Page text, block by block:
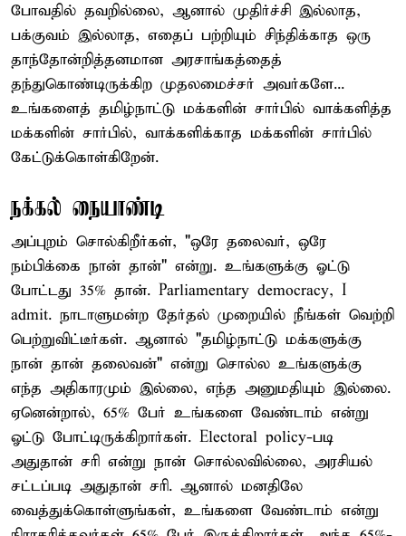
போவதில் தவறில்லை, ஆனால் முதிர்ச்சி இல்லாத,
பக்குவம் இல்லாத, எதைப் பற்றியும் சிந்திக்காத ஒரு
தாந்தோன்றித்தனமான அரசாங்கத்தைத்
தந்துகொண்டிருக்கிற முதலமைச்சர் அவர்களே...
உங்களைத் தமிழ்நாட்டு மக்களின் சார்பில் வாக்களித்த
மக்களின் சார்பில், வாக்களிக்காத மக்களின் சார்பில்
கேட்டுக்கொள்கிறேன்.
நக்கல் நையாண்டி
அப்புறம் சொல்கிறீர்கள், "ஒரே தலைவர், ஒரே
நம்பிக்கை நான் தான்" என்று. உங்களுக்கு ஓட்டு
போட்டது 35% தான். Parliamentary democracy, I
admit. நாடாளுமன்ற தேர்தல் முறையில் நீங்கள் வெற்றி
பெற்றுவிட்டீர்கள். ஆனால் "தமிழ்நாட்டு மக்களுக்கு
நான் தான் தலைவன்" என்று சொல்ல உங்களுக்கு
எந்த அதிகாரமும் இல்லை, எந்த அனுமதியும் இல்லை.
ஏனென்றால், 65% பேர் உங்களை வேண்டாம் என்று
ஓட்டு போட்டிருக்கிறார்கள். Electoral policy-படி
அதுதான் சரி என்று நான் சொல்லவில்லை, அரசியல்
சட்டப்படி அதுதான் சரி. ஆனால் மனதிலே
வைத்துக்கொள்ளுங்கள், உங்களை வேண்டாம் என்று